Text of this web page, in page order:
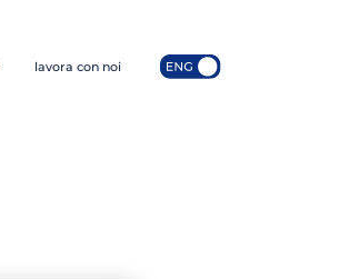
lavora con noi